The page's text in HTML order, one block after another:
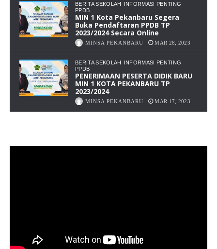
BERITA SEKOLAH
INFORMASI PENTING
PPDB
MIN 1 Kota Pekanbaru Segera
Buka Pendaftaran PPDB TP
2023/2024 Secara Online
MINSA PEKANBARU MAR 28, 2023
BERITA SEKOLAH
INFORMASI PENTING
PPDB
PENERIMAAN PESERTA DIDIK BARU
MIN 1 KOTA PEKANBARU TP
2023/2024
MINSA PEKANBARU MAR 17, 2023